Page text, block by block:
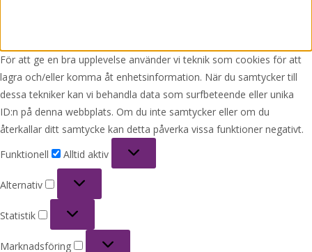
För att ge en bra upplevelse använder vi teknik som cookies för att
lagra och/eller komma åt enhetsinformation. När du samtycker till
dessa tekniker kan vi behandla data som surfbeteende eller unika
ID:n på denna webbplats. Om du inte samtycker eller om du
återkallar ditt samtycke kan detta påverka vissa funktioner negativt.
Funktionell
Alltid aktiv
Alternativ
Statistik
Marknadsföring